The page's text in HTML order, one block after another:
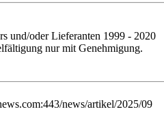
und/oder Lieferanten 1999 - 2020
nur mit Genehmigung.
news/artikel/2025/09